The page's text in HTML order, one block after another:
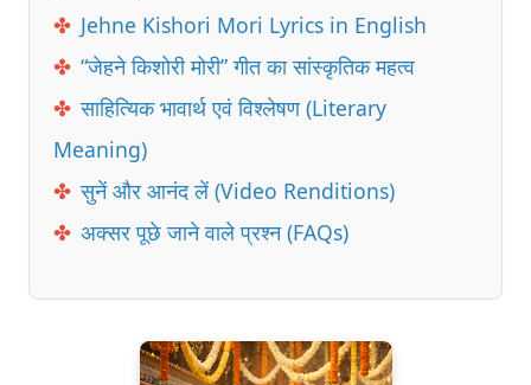
✤ Jehne Kishori Mori Lyrics in English
✤ “जेहने किशोरी मोरी” गीत का सांस्कृतिक महत्व
✤ साहित्यिक भावार्थ एवं विश्लेषण (Literary
Meaning)
✤ सुनें और आनंद लें (Video Renditions)
✤ अक्सर पूछे जाने वाले प्रश्न (FAQs)